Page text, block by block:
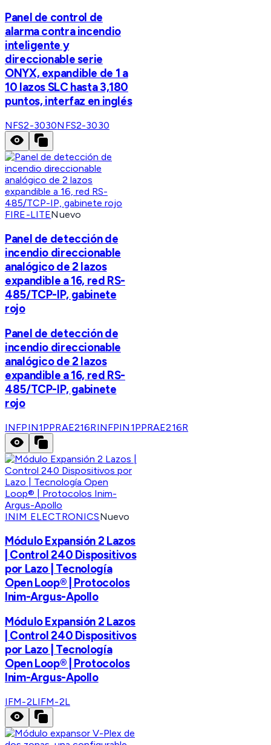
Panel de control de
alarma contra incendio
inteligente y
direccionable serie
ONYX, expandible de 1 a
10 lazos SLC hasta 3,180
puntos, interfaz en inglés
NFS2-3030NFS2-3030
FIRE-LITENuevo
Panel de detección de
incendio direccionable
analógico de 2 lazos
expandible a 16, red RS-
485/TCP-IP, gabinete
rojo
Panel de detección de
incendio direccionable
analógico de 2 lazos
expandible a 16, red RS-
485/TCP-IP, gabinete
rojo
INFPIN1PPRAE216RINFPIN1PPRAE216R
INIM ELECTRONICSNuevo
Módulo Expansión 2 Lazos
| Control 240 Dispositivos
por Lazo | Tecnología
Open Loop® | Protocolos
Inim-Argus-Apollo
Módulo Expansión 2 Lazos
| Control 240 Dispositivos
por Lazo | Tecnología
Open Loop® | Protocolos
Inim-Argus-Apollo
IFM-2LIFM-2L